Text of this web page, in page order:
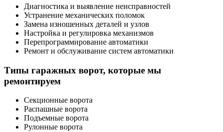
Диагностика и выявление неисправностей
Устранение механических поломок
Замена изношенных деталей и узлов
Настройка и регулировка механизмов
Перепрограммирование автоматики
Ремонт и обслуживание систем автоматики
Типы гаражных ворот, которые мы
ремонтируем
Секционные ворота
Распашные ворота
Подъемные ворота
Рулонные ворота